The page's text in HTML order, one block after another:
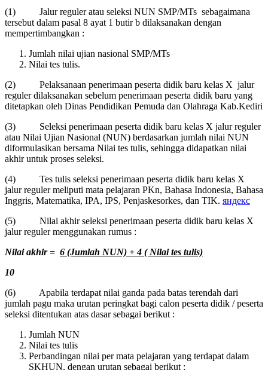
(1) Jalur reguler atau seleksi NUN SMP/MTs sebagaimana
tersebut dalam pasal 8 ayat 1 butir b dilaksanakan dengan
mempertimbangkan :
Jumlah nilai ujian nasional SMP/MTs
Nilai tes tulis.
(2) Pelaksanaan penerimaan peserta didik baru kelas X jalur
reguler dilaksanakan sebelum penerimaan peserta didik baru yang
ditetapkan oleh Dinas Pendidikan Pemuda dan Olahraga Kab.Kediri
(3) Seleksi penerimaan peserta didik baru kelas X jalur reguler
atau Nilai Ujian Nasional (NUN) berdasarkan jumlah nilai NUN
diformulasikan bersama Nilai tes tulis, sehingga didapatkan nilai
akhir untuk proses seleksi.
(4) Tes tulis seleksi penerimaan peserta didik baru kelas X
jalur reguler meliputi mata pelajaran PKn, Bahasa Indonesia, Bahasa
Inggris, Matematika, IPA, IPS, Penjaskesorkes, dan TIK. яндекс
(5) Nilai akhir seleksi penerimaan peserta didik baru kelas X
jalur reguler menggunakan rumus :
Nilai akhir = 6 (Jumlah NUN) + 4 ( Nilai tes tulis)
10
(6) Apabila terdapat nilai ganda pada batas terendah dari
jumlah pagu maka urutan peringkat bagi calon peserta didik / peserta
seleksi ditentukan atas dasar sebagai berikut :
Jumlah NUN
Nilai tes tulis
Perbandingan nilai per mata pelajaran yang terdapat dalam
SKHUN, dengan urutan sebagai berikut :